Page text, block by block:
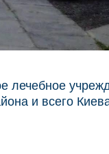
лечебное
и всего